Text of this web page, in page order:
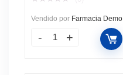
Vendido por Farmacia Demo